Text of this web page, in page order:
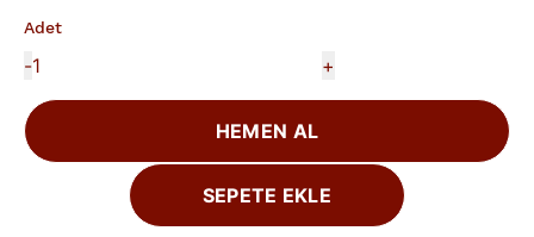
Adet
- +
HEMEN AL
SEPETE EKLE